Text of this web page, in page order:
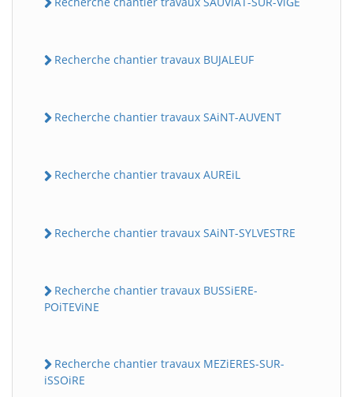
Recherche chantier travaux BUJALEUF
Recherche chantier travaux SAiNT-AUVENT
Recherche chantier travaux AUREiL
Recherche chantier travaux SAiNT-SYLVESTRE
Recherche chantier travaux BUSSiERE-
POiTEViNE
Recherche chantier travaux MEZiERES-SUR-
iSSOiRE